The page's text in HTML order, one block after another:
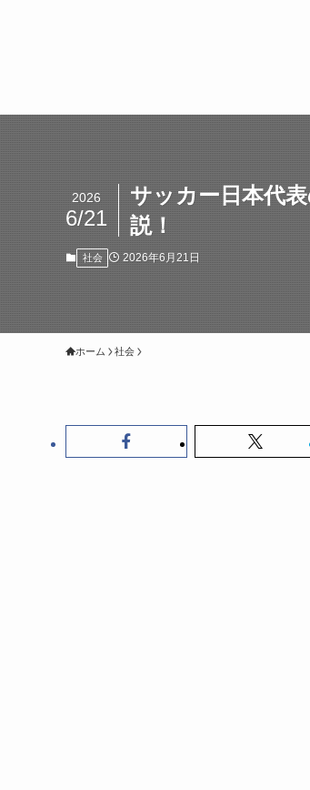
サッカー日本代
説！
2026
6/21
社会 2026年6月21日
ホーム 社会